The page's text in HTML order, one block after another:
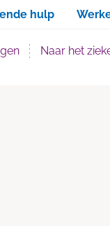
hulp
Naar het